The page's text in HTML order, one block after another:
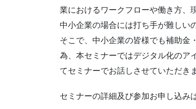
業におけるワークフローや働き方、
中小企業の場合には打ち手が難しい
そこで、中小企業の皆様でも補助金
為、本セミナーではデジタル化のア
てセミナーでお話しさせていただき
セミナーの詳細及び参加お申し込み